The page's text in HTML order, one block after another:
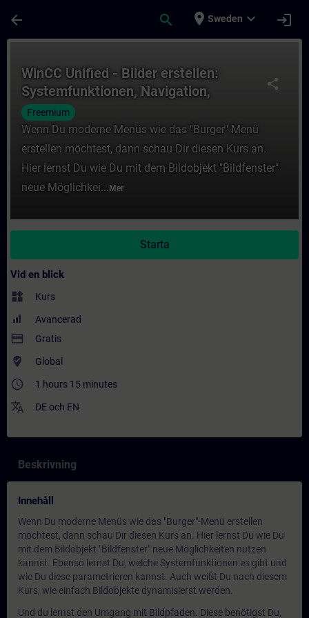
arrow_back search place Sweden expand_more login
share
WinCC Unified - Bilder erstellen:
Systemfunktionen, Navigation,
Dynamisierung (V20)
Freemium
Wenn Du moderne Menüs wie das "Burger"-Menü
erstellen möchtest, dann schau Dir diesen Kurs an.
Hier lernst Du wie Du mit dem Bildobjekt "Bildfenster"
neue Möglichkei... Mer
Starta
Vid en blick
widgets Kurs
Avancerad
payment Gratis
where_to_vote Global
access_time 1 hours 15 minutes
translate DEoch EN
Beskrivning
Innehåll
Wenn Du moderne Menüs wie das "Burger"-Menü erstellen
möchtest, dann schau Dir diesen Kurs an. Hier lernst Du wie Du
mit dem Bildobjekt "Bildfenster" neue Möglichkeiten nutzen
kannst. Ebenso lernst Du, welche Systemfunktionen es gibt und
wie Du diese parametrieren kannst. Auch weißt Du nach diesem
Kurs, wie einfach Bildobjekte dynamisierst werden.
Und du lernst den Umgang mit Bildpfaden. Diese benötigst Du,